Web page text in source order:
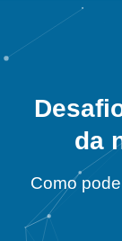
da
Como